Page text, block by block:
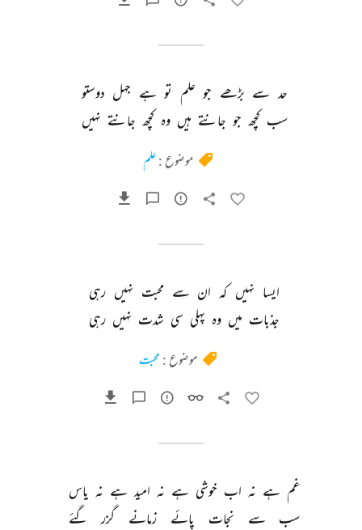
حد سے بڑھے جو علم تو ہے جہل دوستو
سب کچھ جو جانتے ہیں وہ کچھ جانتے نہیں
موضوع :علم
ایسا نہیں کہ ان سے محبت نہیں رہی
جذبات میں وہ پہلی سی شدت نہیں رہی
موضوع : محبت
غم ہے نہ اب خوشی ہے نہ امید ہے نہ یاس
سب
سے نجات پائے زمانے گزر گئے